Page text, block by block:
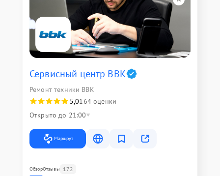
Сервисный центр BBK
Ремонт техники BBK
5,0164 оценки
Открыто до 21:00
Маршрут
ОбзорОтзывы 172